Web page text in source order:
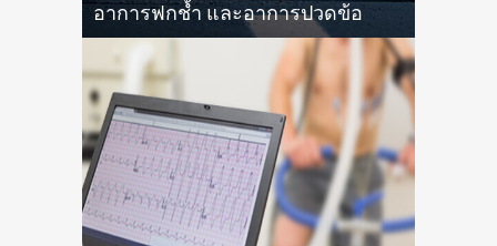
อาการฟกช้ำ และอาการปวดข้อ